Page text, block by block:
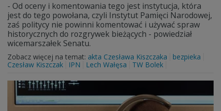
- Od oceny i komentowania tego jest instytucja, która
jest do tego powołana, czyli Instytut Pamięci Narodowej,
zaś politycy nie powinni komentować i używać spraw
historycznych do rozgrywek bieżących - powiedział
wicemarszałek Senatu.
Zobacz więcej na temat: akta Czesława Kiszczaka
bezpieka
Czesław Kiszczak
IPN Lech Wałęsa TW Bolek